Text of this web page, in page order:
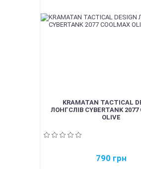
KRAMATAN TACTICAL
ЛОНГСЛІВ CYBERTANK 2077
OLIVE
790 грн